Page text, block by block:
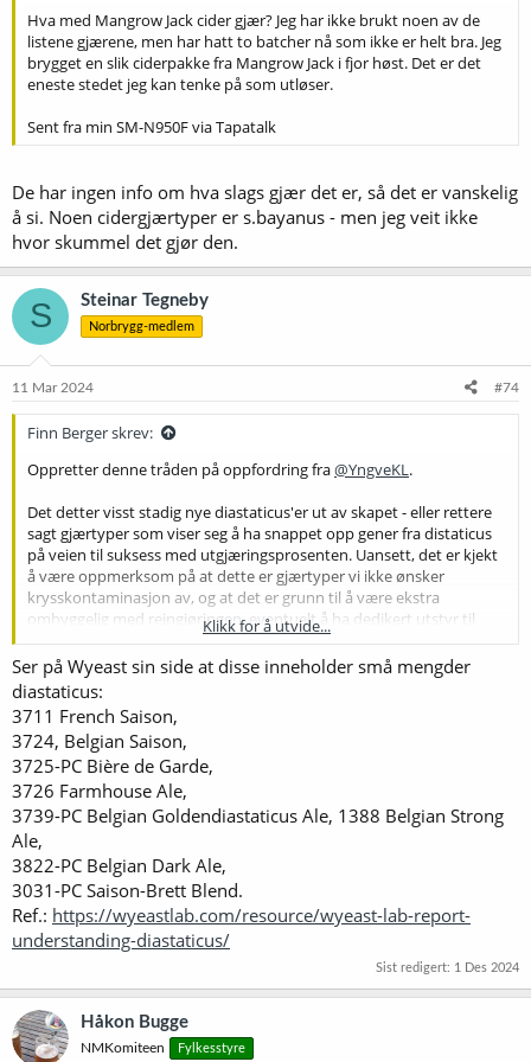
Hva med Mangrow Jack cider gjær? Jeg har ikke brukt noen av de
listene gjærene, men har hatt to batcher nå som ikke er helt bra. Jeg
brygget en slik ciderpakke fra Mangrow Jack i fjor høst. Det er det
eneste stedet jeg kan tenke på som utløser.
Sent fra min SM-N950F via Tapatalk
De har ingen info om hva slags gjær det er, så det er vanskelig
å si. Noen cidergjærtyper er s.bayanus - men jeg veit ikke
hvor skummel det gjør den.
S Steinar Tegneby
Norbrygg-medlem
11 Mar 2024 #74
Finn Berger skrev:
Oppretter denne tråden på oppfordring fra@YngveKL.
Det detter visst stadig nye diastaticus'er ut av skapet - eller rettere
sagt gjærtyper som viser seg å ha snappet opp gener fra distaticus
på veien til suksess med utgjæringsprosenten. Uansett, det er kjekt
å være oppmerksom på at dette er gjærtyper vi ikke ønsker
krysskontaminasjon av, og at det er grunn til å være ekstra
omhyggelig med reingjøringen, eventuelt å ha dedikert utstyr til
Lista kan selvfølgelig ikke gjøre krav på å være fullstendig.
Cross My Loof Yeast
Lille Saison
Danstar (fra Lallemand)
Belle Saison.
Fermentis
BE-134, WB-06, S-189 (Fermentis har ikke merka den som
diastaticus, men WLP885, som stammer fra samme bryggeri, er
merka. Det er altså litt uklart, men den er ikke en
superattenuerende gjær, sjøl om den gjærer bedre ut enn de fleste
Mangrove Jacks
M29
Klikk for å utvide...
Ser på Wyeast sin side at disse inneholder små mengder
diastaticus:
3711 French Saison,
3724, Belgian Saison,
3725-PC Bière de Garde,
3726 Farmhouse Ale,
3739-PC Belgian Goldendiastaticus Ale, 1388 Belgian Strong
Ale,
3822-PC Belgian Dark Ale,
3031-PC Saison-Brett Blend.
Ref.: https://wyeastlab.com/resource/wyeast-lab-report-
understanding-diastaticus/
Sist redigert: 1 Des 2024
Håkon Bugge
NMKomiteen Fylkesstyre